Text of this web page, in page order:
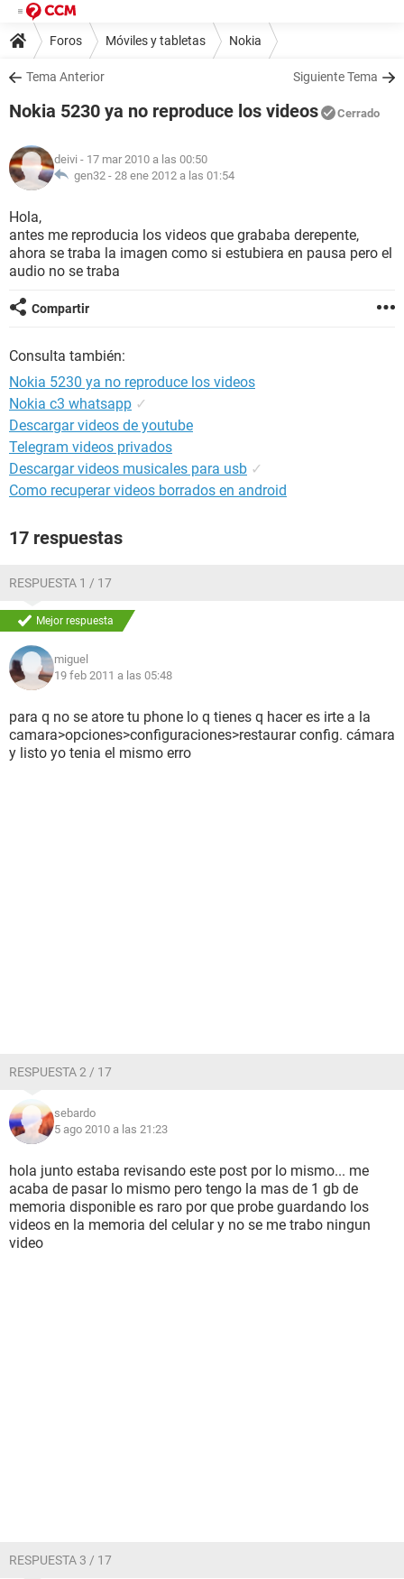
Foros Móviles y tabletas Nokia
Tema Anterior Siguiente Tema
Nokia 5230 ya no reproduce los videos Cerrado
deivi - 17 mar 2010 a las 00:50
gen32 - 28 ene 2012 a las 01:54
Hola,
antes me reproducia los videos que grababa derepente,
ahora se traba la imagen como si estubiera en pausa pero el
audio no se traba
Compartir
Consulta también:
Nokia 5230 ya no reproduce los videos
Nokia c3 whatsapp ✓
Descargar videos de youtube
Telegram videos privados
Descargar videos musicales para usb ✓
Como recuperar videos borrados en android
17 respuestas
RESPUESTA 1 / 17
Mejor respuesta
miguel
19 feb 2011 a las 05:48
para q no se atore tu phone lo q tienes q hacer es irte a la
camara>opciones>configuraciones>restaurar config. cámara
y listo yo tenia el mismo erro
RESPUESTA 2 / 17
sebardo
5 ago 2010 a las 21:23
hola junto estaba revisando este post por lo mismo... me
acaba de pasar lo mismo pero tengo la mas de 1 gb de
memoria disponible es raro por que probe guardando los
videos en la memoria del celular y no se me trabo ningun
video
RESPUESTA 3 / 17